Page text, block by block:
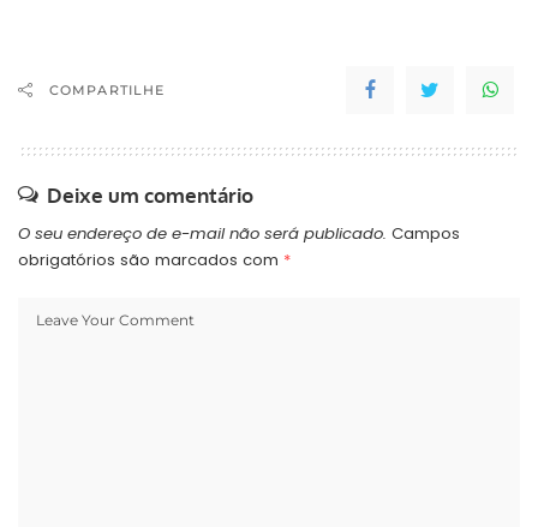
COMPARTILHE
Deixe um comentário
O seu endereço de e-mail não será publicado. Campos
obrigatórios são marcados com *